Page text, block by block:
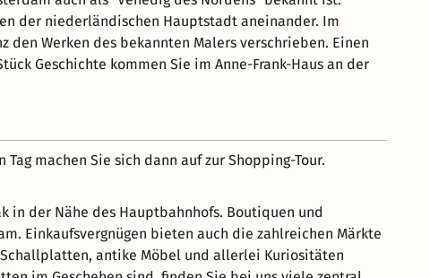
der niederländischen Hauptstadt aneinander. Im
den Werken des bekannten Malers verschrieben. Einen
Geschichte kommen Sie im Anne-Frank-Haus an der
machen Sie sich dann auf zur Shopping-Tour.
der Nähe des Hauptbahnhofs. Boutiquen und
Einkaufsvergnügen bieten auch die zahlreichen Märkte
antike Möbel und allerlei Kuriositäten